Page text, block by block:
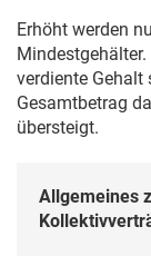
Erhöht werden
verdiente Gehalt
Gesamtbetrag
übersteigt.
Allgemeines